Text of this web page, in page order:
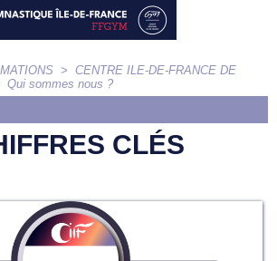
> CENTRE ILE-DE-FRANCE DE
Qui sommes nous ?
CLÉS